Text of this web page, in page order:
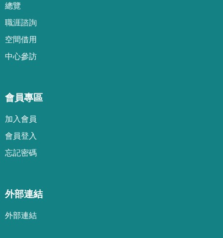
總覽
職涯諮詢
空間借用
中心參訪
會員專區
加 入會 員
會 員登 入
忘記密碼
外部連結
外部連結